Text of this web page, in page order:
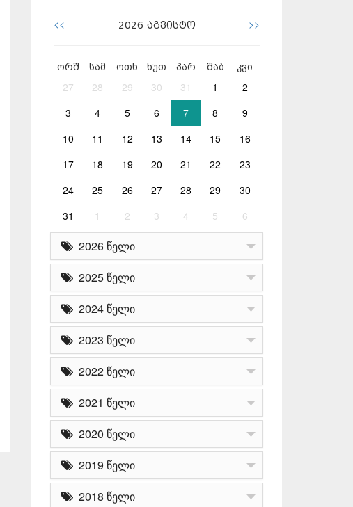
<< 2026 აგვისტო >>
ორშ სამ ოთხ ხუთ პარ შაბ კვი
27 28 29 30 31 1
2
3
4 5 6 7 8
9
10
11 12 13 14 15
16
17
18 19 20 21 22
23
24
25 26 27 28 29
30
31
1 2 3 4 5 6
2026 წელი
2025 წელი
2024 წელი
2023 წელი
2022 წელი
2021 წელი
2020 წელი
2019 წელი
2018 წელი